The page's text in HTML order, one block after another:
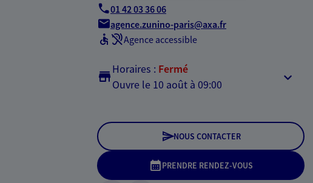
01 42 03 36 06
agence.zunino-paris@axa.fr
Agence accessible
Horaires : Fermé
Ouvre le 10 août à 09:00
NOUS CONTACTER
PRENDRE RENDEZ-VOUS